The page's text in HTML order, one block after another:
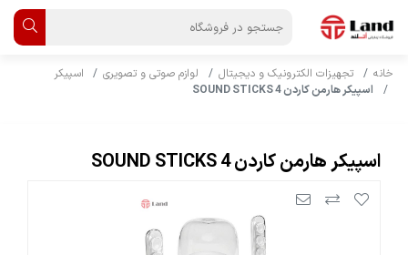
خانه تجهیزات الکترونیک و دیجیتال لوازم صوتی و تصویری
اسپیکر
اسپیکر هارمن کاردن SOUND STICKS 4
اسپیکر هارمن کاردن SOUND STICKS 4